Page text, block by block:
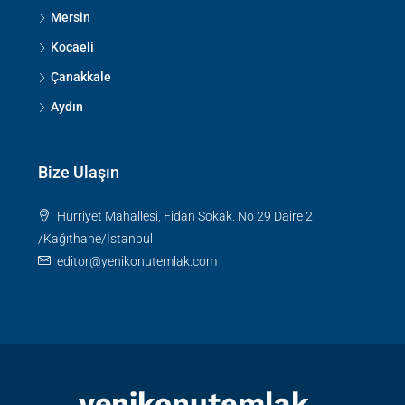
Mersin
Kocaeli
Çanakkale
Aydın
Bize Ulaşın
Hürriyet Mahallesi, Fidan Sokak. No 29 Daire 2
/Kağıthane/İstanbul
editor@yenikonutemlak.com